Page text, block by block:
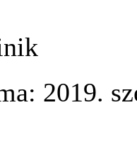
2019.